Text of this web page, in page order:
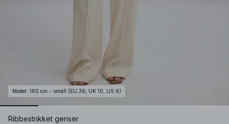
Model : 160 cm - small (EU 36, UK 10, US 6)
Ribbestrikket genser